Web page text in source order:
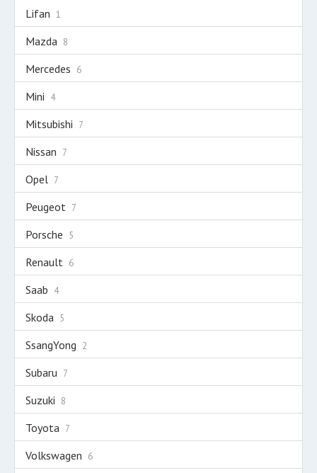
Lifan 1
Mazda 8
Mercedes 6
Mini 4
Mitsubishi 7
Nissan 7
Opel 7
Peugeot 7
Porsche 5
Renault 6
Saab 4
Skoda 5
SsangYong 2
Subaru 7
Suzuki 8
Toyota 7
Volkswagen 6